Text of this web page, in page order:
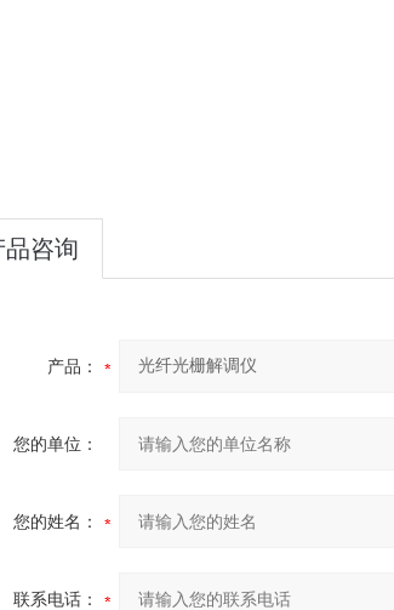
品咨询
产品：
您的单位：
您的姓名：
联系电话：